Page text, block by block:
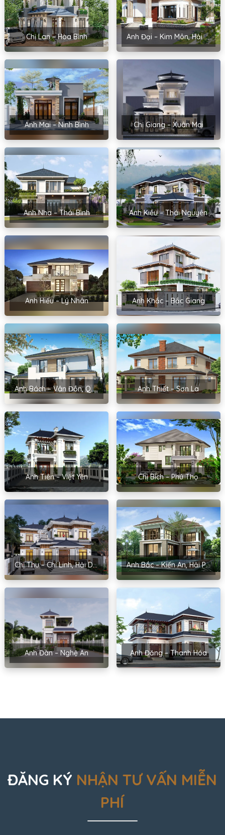
Chị Lan – Hòa Bình Anh Đại – Kim Môn, Hải Dương
Anh Mai – Ninh Bình Chị Giang – Xuân Mai
Anh Nha – Thái Bình Anh Kiều – Thái Nguyên
Anh Hiếu – Lý Nhân Anh Khắc – Bắc Giang
Anh Bách – Vân Đồn, Quảng Ninh Anh Thiết – Sơn La
Anh Tiên – Việt Yên Chị Bích – Phú Thọ
Chị Thu – Chí Linh, Hải Dương Anh Bắc – Kiến An, Hải Phòng
Anh Đàn – Nghệ An Anh Đăng – Thanh Hóa
ĐĂNG KÝ NHẬN TƯ VẤN MIỄN
PHÍ